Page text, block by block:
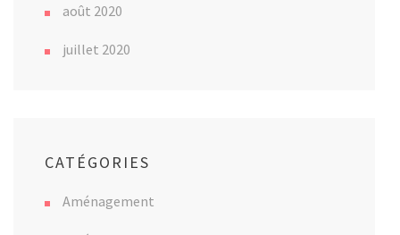
août 2020
juillet 2020
CATÉGORIES
Aménagement